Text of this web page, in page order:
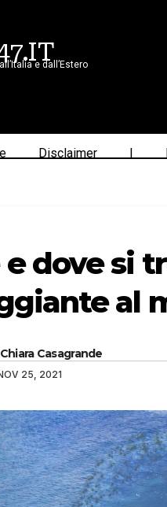
e dall’Estero
Disclaimer |
e dove si
al
Chiara Casagrande
25, 2021